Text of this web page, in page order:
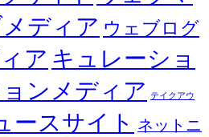
ディア ウェブログ
ア キュレーショ
ンメディア テイクアウ
ースサイト ネットニ